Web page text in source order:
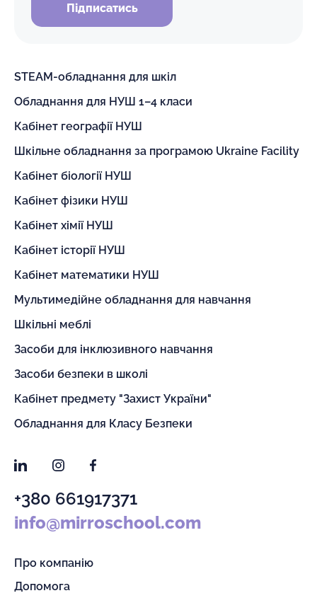
Підписатись
STEAM-обладнання для шкіл
Обладнання для НУШ 1–4 класи
Кабінет географії НУШ
Шкільне обладнання за програмою Ukraine Facility
Кабінет біології НУШ
Кабінет фізики НУШ
Кабінет хімії НУШ
Кабінет історії НУШ
Кабінет математики НУШ
Мультимедійне обладнання для навчання
Шкільні меблі
Засоби для інклюзивного навчання
Засоби безпеки в школі
Кабінет предмету "Захист України"
Обладнання для Класу Безпеки
LinkedInInstagramFacebook
+380 661917371
info@mirroschool.com
Про компанію
Допомога